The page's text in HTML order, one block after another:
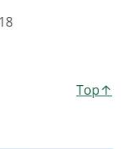
Top↑